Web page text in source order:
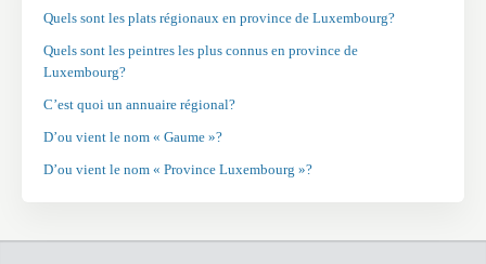
Quels sont les plats régionaux en province de Luxembourg?
Quels sont les peintres les plus connus en province de
Luxembourg?
C’est quoi un annuaire régional?
D’ou vient le nom « Gaume »?
D’ou vient le nom « Province Luxembourg »?